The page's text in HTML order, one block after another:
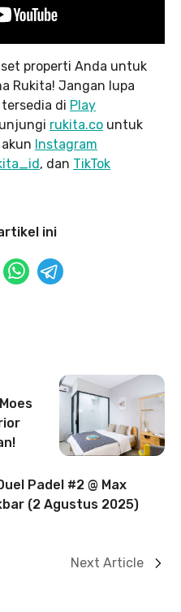
properti Anda untuk
Rukita! Jangan lupa
di Play
rukita.co untuk
Instagram
, dan TikTok
ini
Padel #2 @ Max
(2 Agustus 2025)
Next Article